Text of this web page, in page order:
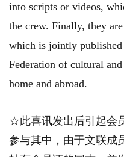
into scripts or videos,
the crew. Finally, they
which is jointly
Federation of cultural
home and abroad.
☆此喜讯发出后引起会
参与其中，由于文联成